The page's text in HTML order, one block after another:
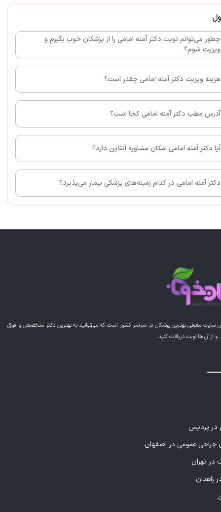
این پزشک را پیشنهاد می کنم
عالی هستن در کارشون تشکر میکنم
چطور می‌توانم نوبت دکتر آمنه امامی را از پزشکان خوب بگیرم و
ویزیت شوم؟
هزینه ویزیت دکتر آمنه امامی چقدر است؟
آدرس مطب دکتر آمنه امامی کجا است؟
آیا دکتر آمنه امامی امکان مشاوره آنلاین دارد؟
دکتر آمنه امامی در کدام زمینه‌های پزشکی بیمار می‌پذیرد؟
سایت معرفی بهترین پزشکان در سراسر کشور است که می‌توانید به بهترین دکتر متخصص و فوق
آن ها نوبت دریافت کنید
در پردیس
عمومی در اصفهان
در تهران
زاهدان